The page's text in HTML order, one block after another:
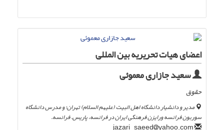
اعضای هیات تحریریه بین المللی
سعید جازاری معموئی
حقوق
مدیر و دانشیار دانشگاه اهل البیت (علیهم السلام) تهران؛ و مدرس دانشگاه
سوربون فرانسه ورایزن فرهنگی ایران در فرانسه، پاریس. فرانسه.
yahoo.com